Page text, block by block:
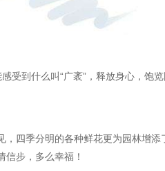
到什么叫“广袤”，释放身心，饱
四季分明的各种鲜花更为园林增
步，多么幸福！